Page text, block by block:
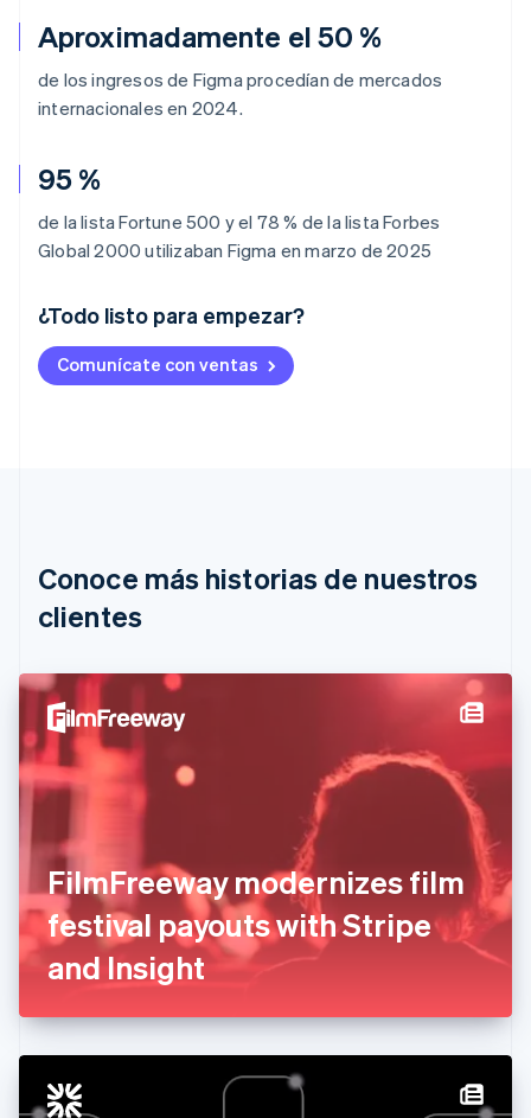
Aproximadamente el 50 %
de los ingresos de Figma procedían de mercados
internacionales en 2024.
95 %
de la lista Fortune 500 y el 78 % de la lista Forbes
Global 2000 utilizaban Figma en marzo de 2025
¿Todo listo para empezar?
Comunícate con ventas
Conoce más historias de nuestros
clientes
FilmFreeway modernizes film
festival payouts with Stripe
and Insight
Alemania
DeutschEnglish
Australia
Bulgaria
English
Canadá
China continental
English
Chipre
English
Croacia
English Italiano
Dinamarca
English
Emiratos Árabes Unidos
English
Eslovaquia
English
Eslovenia
España
English 简体中文
Estonia